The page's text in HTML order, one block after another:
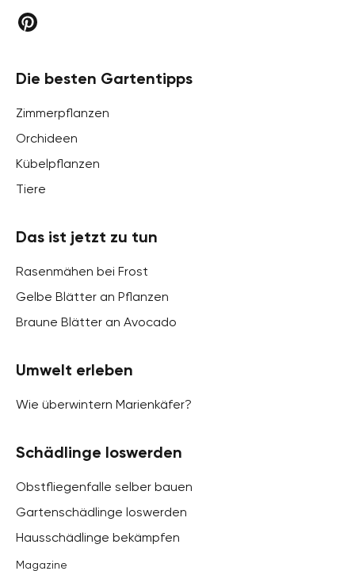
Die besten Gartentipps
Zimmerpflanzen
Orchideen
Kübelpflanzen
Tiere
Das ist jetzt zu tun
Rasenmähen bei Frost
Gelbe Blätter an Pflanzen
Braune Blätter an Avocado
Umwelt erleben
Wie überwintern Marienkäfer?
Schädlinge loswerden
Obstfliegenfalle selber bauen
Gartenschädlinge loswerden
Hausschädlinge bekämpfen
Magazine